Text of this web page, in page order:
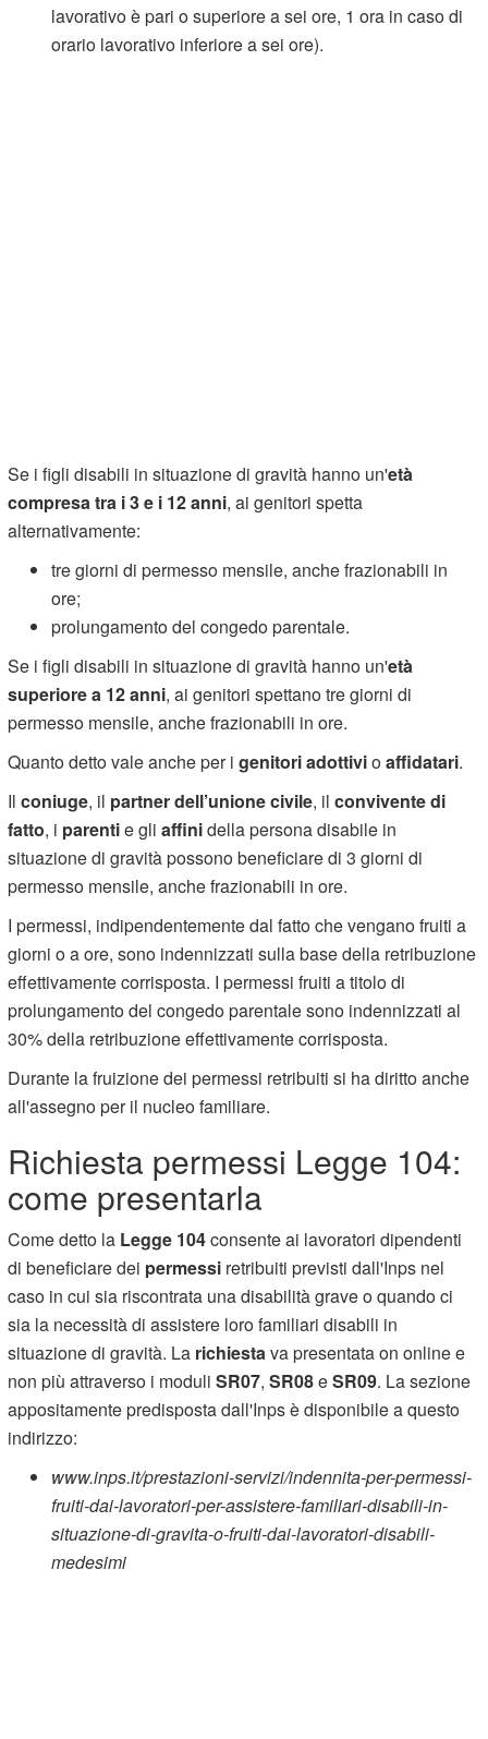
lavorativo è pari o superiore a sei ore, 1 ora in caso di
orario lavorativo inferiore a sei ore).
Se i figli disabili in situazione di gravità hanno un'età
compresa tra i 3 e i 12 anni, ai genitori spetta
alternativamente:
tre giorni di permesso mensile, anche frazionabili in
ore;
prolungamento del congedo parentale.
Se i figli disabili in situazione di gravità hanno un'età
superiore a 12 anni, ai genitori spettano tre giorni di
permesso mensile, anche frazionabili in ore.
Quanto detto vale anche per igenitori adottivioaffidatari.
Ilconiuge, il partner dell’unione civile, ilconvivente di
fatto, i parentie gliaffinidella persona disabile in
situazione di gravità possono beneficiare di 3 giorni di
permesso mensile, anche frazionabili in ore.
I permessi, indipendentemente dal fatto che vengano fruiti a
giorni o a ore, sono indennizzati sulla base della retribuzione
effettivamente corrisposta. I permessi fruiti a titolo di
prolungamento del congedo parentale sono indennizzati al
30% della retribuzione effettivamente corrisposta.
Durante la fruizione dei permessi retribuiti si ha diritto anche
all'assegno per il nucleo familiare.
Richiesta permessi Legge 104:
come presentarla
Come detto la Legge 104consente ai lavoratori dipendenti
di beneficiare dei permessi retribuiti previsti dall'Inps nel
caso in cui sia riscontrata una disabilità grave o quando ci
sia la necessità di assistere loro familiari disabili in
situazione di gravità. La richiestava presentata on online e
non più attraverso i moduliSR07,SR08eSR09. La sezione
appositamente predisposta dall'Inps è disponibile a questo
indirizzo:
www.inps.it/prestazioni-servizi/indennita-per-permessi-
fruiti-dai-lavoratori-per-assistere-familiari-disabili-in-
situazione-di-gravita-o-fruiti-dai-lavoratori-disabili-
medesimi